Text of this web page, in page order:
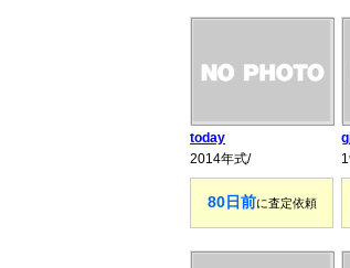
today
2014年式/
80日前に査定依頼